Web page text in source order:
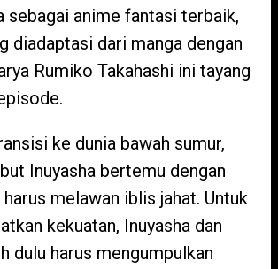
sebagai anime fantasi terbaik,
diadaptasi dari manga dengan
Rumiko Takahashi ini tayang
ke dunia bawah sumur,
Inuyasha bertemu dengan
melawan iblis jahat. Untuk
kekuatan, Inuyasha dan
dulu harus mengumpulkan